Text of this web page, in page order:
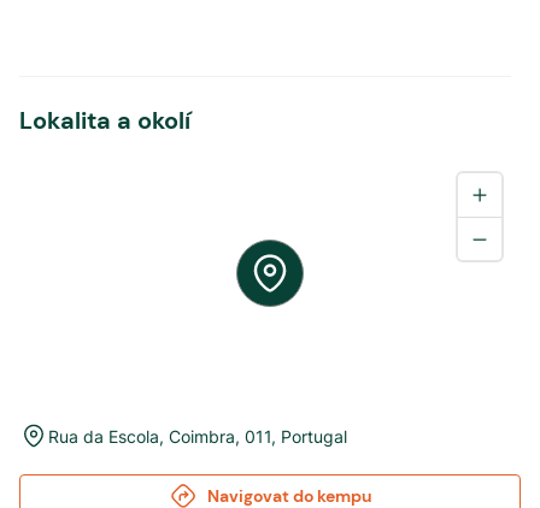
Lokalita a okolí
Rua da Escola, Coimbra, 011, Portugal
Navigovat do kempu